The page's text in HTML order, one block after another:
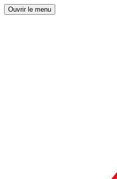
Ouvrir le menu